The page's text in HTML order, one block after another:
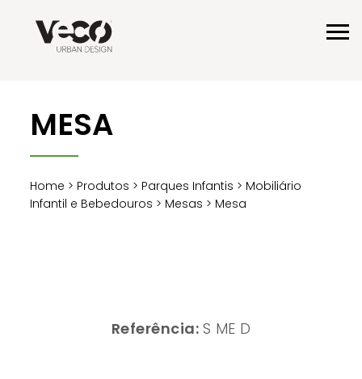
MESA
Home > Produtos > Parques Infantis > Mobiliário
Infantil e Bebedouros > Mesas > Mesa
Referência: S ME D